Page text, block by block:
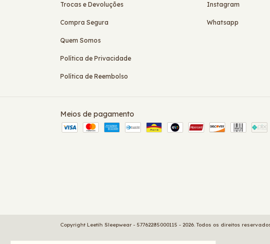
Trocas e Devoluções
Compra Segura
Quem Somos
Política de Privacidade
Política de Reembolso
Instagram
Whatsapp
Meios de pagamento
Copyright Leetih Sleepwear - 57762285000115 - 2026. Todos os direitos